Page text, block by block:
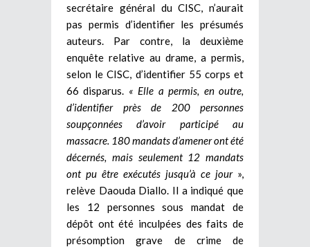
secrétaire général du CISC, n’aurait
pas permis d’identifier les présumés
auteurs. Par contre, la deuxième
enquête relative au drame, a permis,
selon le CISC, d’identifier 55 corps et
66 disparus. « Elle a permis, en outre,
d’identifier près de 200 personnes
soupçonnées d’avoir participé au
massacre. 180 mandats d’amener ont été
décernés, mais seulement 12 mandats
ont pu être exécutés jusqu’à ce jour»,
relève Daouda Diallo. Il a indiqué que
les 12 personnes sous mandat de
dépôt ont été inculpées des faits de
présomption grave de crime de